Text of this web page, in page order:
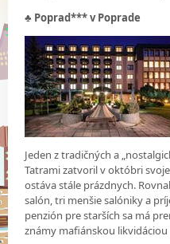
♣ Poprad*** v Poprade
Jeden z tradičných a
Tatrami zatvoril v októbri
ostáva stále prázdnych.
salón, tri menšie salóniky a
penzión pre starších sa má
známy mafiánskou